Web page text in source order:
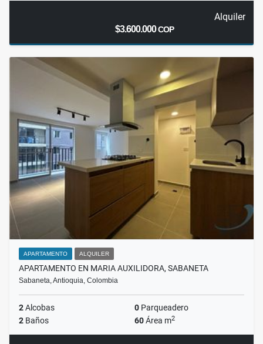
Alquiler
$3.600.000COP
APARTAMENTO ALQUILER
APARTAMENTO EN MARIA AUXILIDORA, SABANETA
Sabaneta, Antioquia, Colombia
2Alcobas 0 Parqueadero
2 Baños 60Área m2